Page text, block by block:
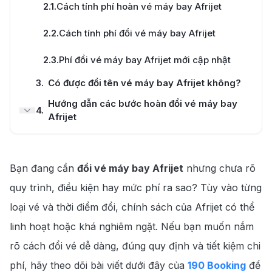
2.1.Cách tính phí hoàn vé máy bay Afrijet
2.2.Cách tính phí đổi vé máy bay Afrijet
2.3.Phí đổi vé máy bay Afrijet mới cập nhật
3. Có được đổi tên vé máy bay Afrijet không?
4.
Hướng dẫn các bước hoàn đổi vé máy bay
Afrijet
4.2 .Đổi vé máy bay Afrijet qua điện thoại
5.
190 Booking cung cấp dịch vụ đổi vé máy
bay uy tín
Bạn đang cần đổi vé máy bay Afrijet nhưng chưa rõ
quy trình, điều kiện hay mức phí ra sao? Tùy vào từng
loại vé và thời điểm đổi, chính sách của Afrijet có thể
linh hoạt hoặc khá nghiêm ngặt. Nếu bạn muốn nắm
rõ cách đổi vé dễ dàng, đúng quy định và tiết kiệm chi
phí, hãy theo dõi bài viết dưới đây của 190 Booking để
028 7303 6167